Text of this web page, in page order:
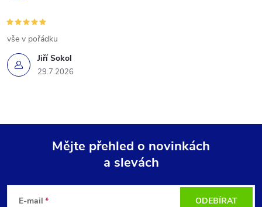
Jiří Sokol
29.7.2026
vše v pořádku
Mějte přehled o novinkách
a slevách
E-mail ODEBÍRAT